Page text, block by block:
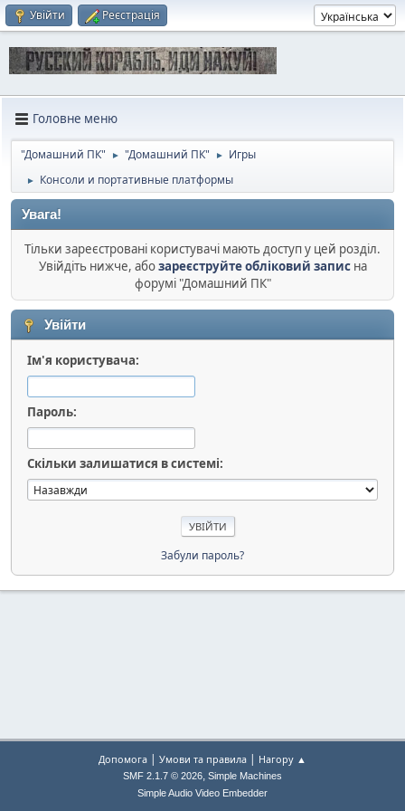
Увійти Реєстрація
Головне меню
"Домашний ПК" ► "Домашний ПК" ► Игры
► Консоли и портативные платформы
Увага!
Тільки зареєстровані користувачі мають доступ у цей розділ.
Увійдіть нижче, абозареєструйте обліковий записна
форумі "Домашний ПК"
Увійти
Ім'я користувача:
Пароль:
Скільки залишатися в системі:
Забули пароль?
Допомога | Умови та правила | Нагору ▲
SMF 2.1.7 © 2026, Simple Machines
Simple Audio Video Embedder